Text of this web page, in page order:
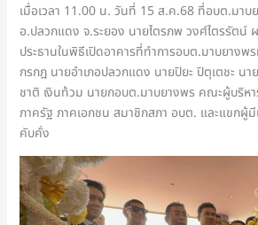
เมื่อเวลา 11.00 น. วันที่ 15 ส.ค.68 ที่อบต.มาบ
อ.ปลวกแดง จ.ระยอง นายไตรภพ วงศ์ไตรรัตน์ ผ
ประธานในพิธีเปิดอาคารที่ทำการอบต.มาบยางพ
กรกฎ นายอำเภอปลวกแดง นายปิยะ ปิตุเตชะ น
ชาติ เงินท้วม นายกอบต.มาบยางพร คณะผู้บริหา
ภาครัฐ ภาคเอกชน สมาชิกสภา อบต. และแขกผู้
คับคั่ง